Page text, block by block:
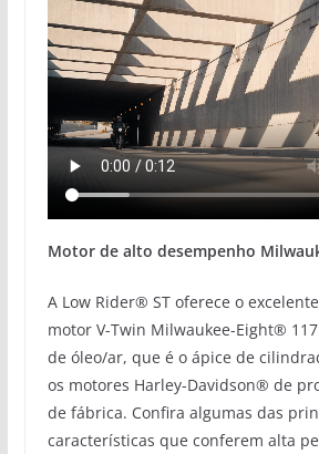
Motor de alto desempenho
A Low Rider® ST oferece o
motor V-Twin Milwaukee-Eight®
de óleo/ar, que é o ápice de
os motores Harley-Davidson® de
de fábrica. Confira algumas das
características que conferem alta